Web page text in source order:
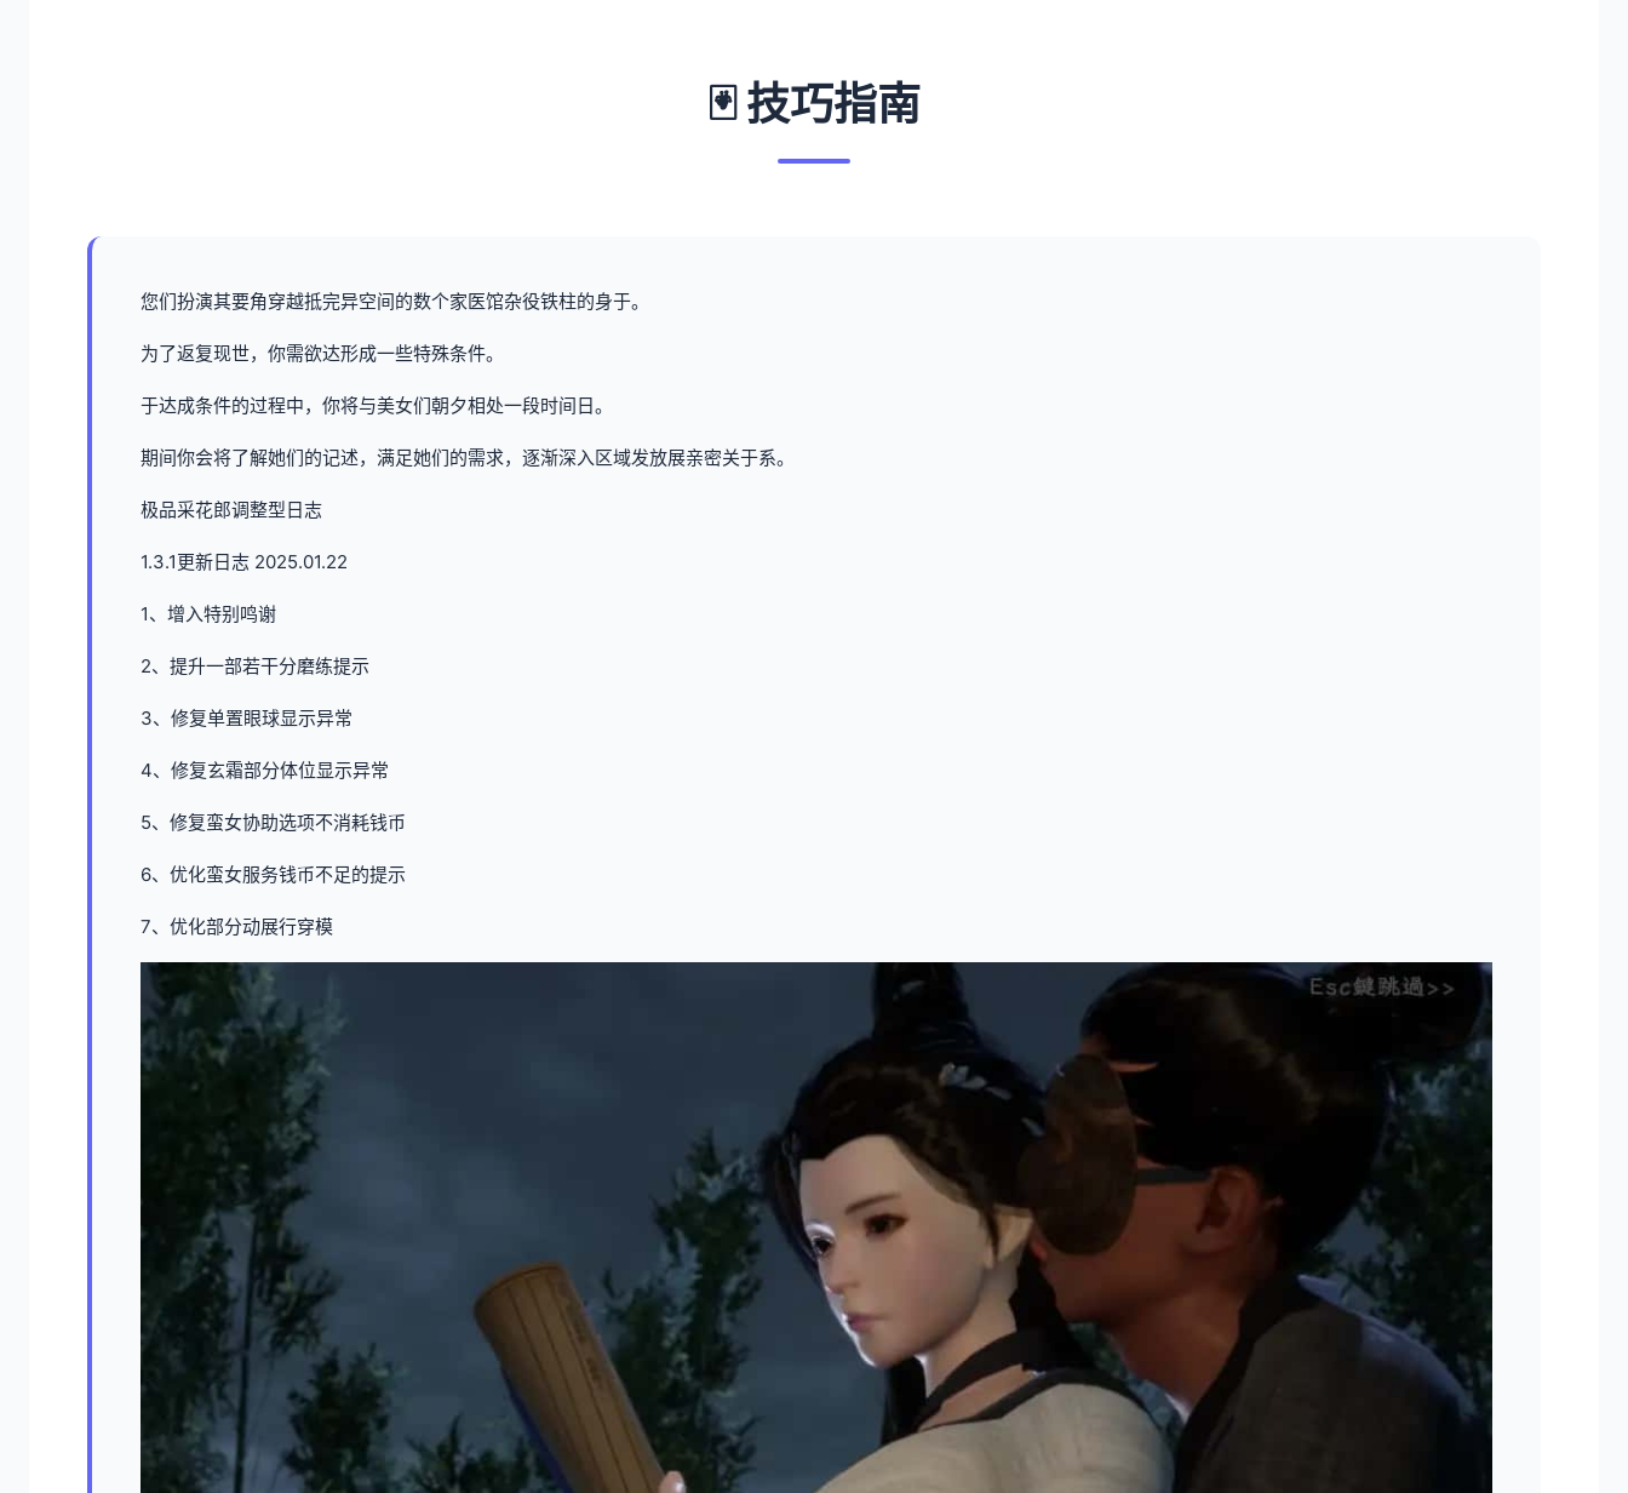
🃏 技巧指南
您们扮演其要角穿越抵完异空间的数个家医馆杂役铁柱的身于。
为了返复现世，你需欲达形成一些特殊条件。
于达成条件的过程中， 你将与美女们朝夕相处一段时间日。
期间你会将了解她们的记述，满足她们的需求，逐渐深入区域发放展亲密关于系。
极品采花郎调整型日志
1.3.1更新日志 2025.01.22
1、增入特别鸣谢
2、提升一部若干分磨练提示
3、修复单置眼球显示异常
4、修复玄霜部分体位显示异常
5、修复蛮女协助选项不消耗钱币
6、优化蛮女服务钱币不足的提示
7、优化部分动展行穿模